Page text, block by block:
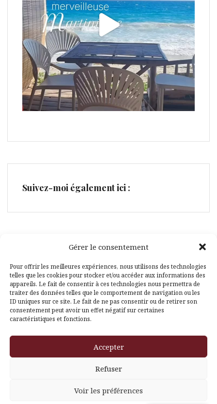
Gérer le consentement
Pour offrir les meilleures expériences, nous utilisons des technologies
telles que les cookies pour stocker et/ou accéder aux informations des
appareils. Le fait de consentir à ces technologies nous permettra de
traiter des données telles que le comportement de navigation ou les
ID uniques sur ce site. Le fait de ne pas consentir ou de retirer son
consentement peut avoir un effet négatif sur certaines
caractéristiques et fonctions.
Accepter
Refuser
Voir les préférences
Suivez-moi également ici :
Facebook
Pinterest
Themeisle